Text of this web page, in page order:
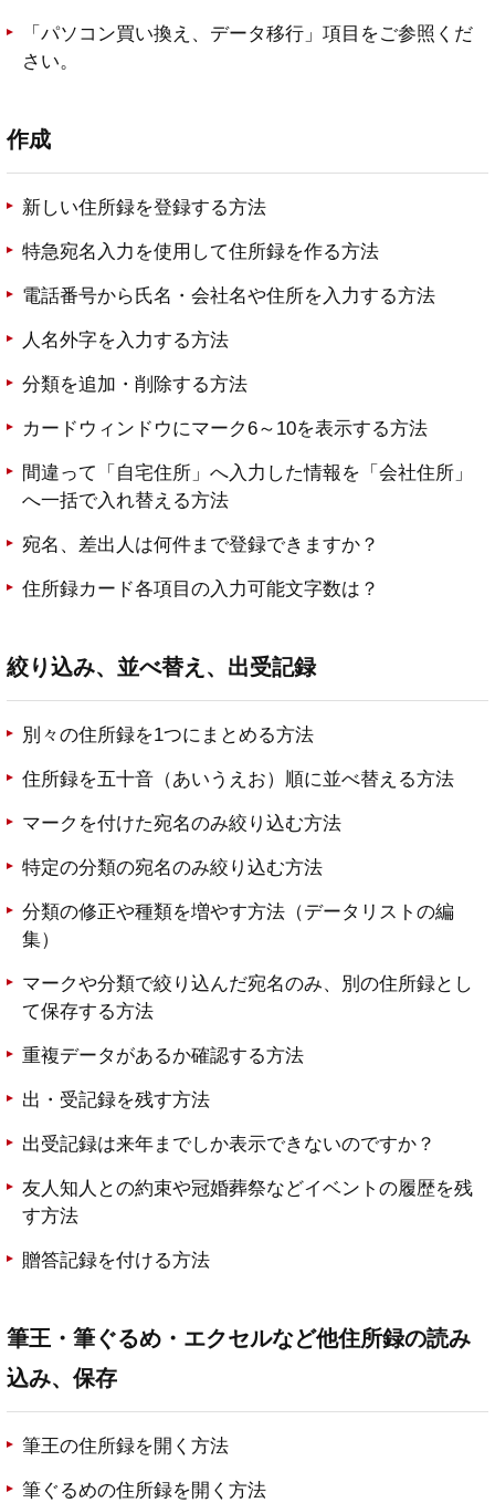
「パソコン買い換え、データ移行」項目をご参照くだ
さい。
作成
新しい住所録を登録する方法
特急宛名入力を使用して住所録を作る方法
電話番号から氏名・会社名や住所を入力する方法
人名外字を入力する方法
分類を追加・削除する方法
カードウィンドウにマーク6～10を表示する方法
間違って「自宅住所」へ入力した情報を「会社住所」
へ一括で入れ替える方法
宛名、差出人は何件まで登録できますか？
住所録カード各項目の入力可能文字数は？
絞り込み、並べ替え、出受記録
別々の住所録を1つにまとめる方法
住所録を五十音（あいうえお）順に並べ替える方法
マークを付けた宛名のみ絞り込む方法
特定の分類の宛名のみ絞り込む方法
分類の修正や種類を増やす方法（データリストの編
集）
マークや分類で絞り込んだ宛名のみ、別の住所録とし
て保存する方法
重複データがあるか確認する方法
出・受記録を残す方法
出受記録は来年までしか表示できないのですか？
友人知人との約束や冠婚葬祭などイベントの履歴を残
す方法
贈答記録を付ける方法
筆王・筆ぐるめ・エクセルなど他住所録の読み
込み、保存
筆王の住所録を開く方法
筆ぐるめの住所録を開く方法